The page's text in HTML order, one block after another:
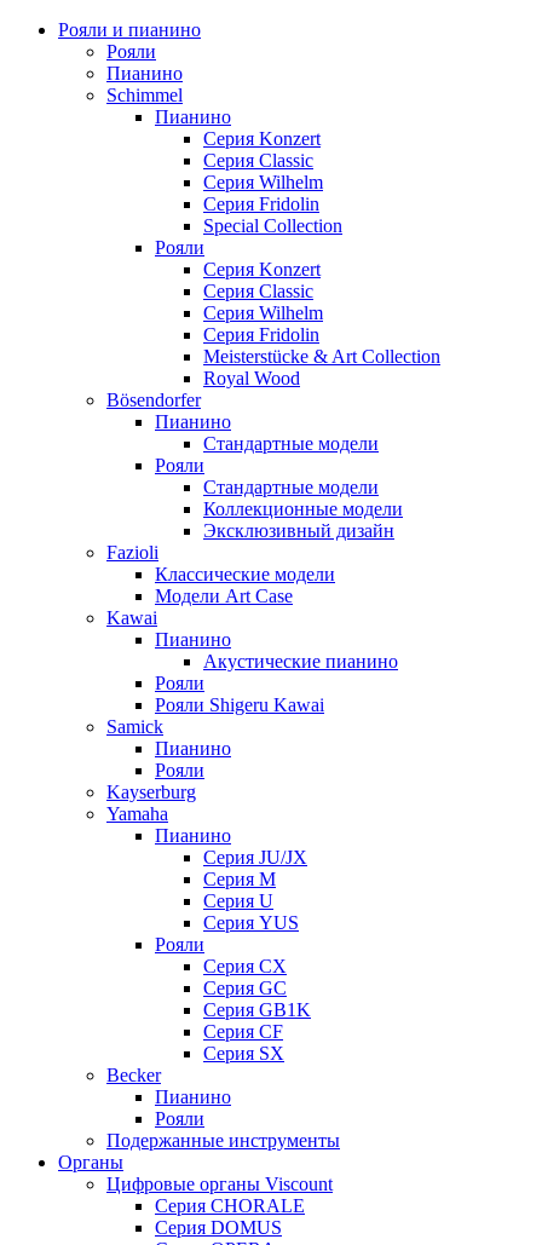
Рояли и пианино
Рояли
Пианино
Schimmel
Пианино
Серия Konzert
Серия Classic
Серия Wilhelm
Серия Fridolin
Special Collection
Рояли
Серия Konzert
Серия Classic
Серия Wilhelm
Серия Fridolin
Meisterstücke & Art Collection
Royal Wood
Bösendorfer
Пианино
Стандартные модели
Рояли
Стандартные модели
Коллекционные модели
Эксклюзивный дизайн
Fazioli
Классические модели
Модели Art Case
Kawai
Пианино
Акустические пианино
Рояли
Рояли Shigeru Kawai
Samick
Пианино
Рояли
Kayserburg
Yamaha
Пианино
Серия JU/JX
Серия M
Серия U
Серия YUS
Рояли
Серия CX
Серия GC
Серия GB1K
Серия CF
Серия SX
Becker
Пианино
Рояли
Подержанные инструменты
Органы
Цифровые органы Viscount
Серия CHORALE
Серия DOMUS